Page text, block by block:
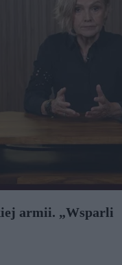
armii. „Wsparli